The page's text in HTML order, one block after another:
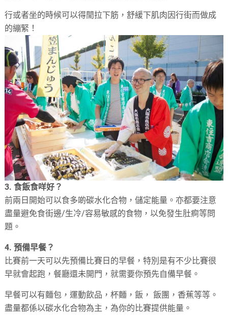
行或者坐的時候可以得閒拉下筋，舒緩下肌肉因行街而做成
的繃緊！
3. 食飯食咩好？
前兩日開始可以食多啲碳水化合物，儲定能量。 亦都要注意
盡量避免食街邊/生冷/容易敏感的食物，以免發生肚痾等問
題。
4. 預備早餐？
比賽前一天可以先預備比賽日的早餐，特別是有不少比賽很
早就會起跑，餐廳還未開門，就需要你預先自備早餐。
早餐可以有麵包，運動飲品，杯麵，飯， 飯團，香蕉等等。
盡量都係以碳水化合物為主，為你的比賽提供能量。